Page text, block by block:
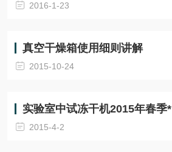
2016-1-23
真空干燥箱使用细则讲解
2015-10-24
实验室中试冻干机2015年春季*
2015-4-2